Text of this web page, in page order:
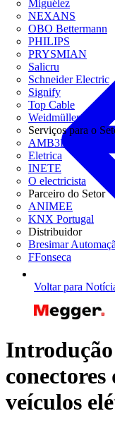
Miguélez
NEXANS
OBO Bettermann
PHILIPS
PRYSMIAN
Salicru
Schneider Electric
Signify
Top Cable
Weidmüller
Serviços para o
AMB3E
Eletrica
INETE
O electricista
Parceiro do Setor
ANIMEE
KNX Portugal
Distribuidor
Bresimar
FFonseca
Voltar para
Introdução
veículos